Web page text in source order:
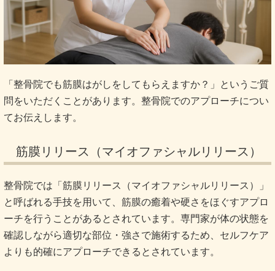
「整骨院でも筋膜はがしをしてもらえますか？」というご質
問をいただくことがあります。整骨院でのアプローチについ
てお伝えします。
筋膜リリース（マイオファシャルリリース）
整骨院では「筋膜リリース（マイオファシャルリリース）」
と呼ばれる手技を用いて、筋膜の癒着や硬さをほぐすアプロ
ーチを行うことがあるとされています。専門家が体の状態を
確認しながら適切な部位・強さで施術するため、セルフケア
よりも的確にアプローチできるとされています。